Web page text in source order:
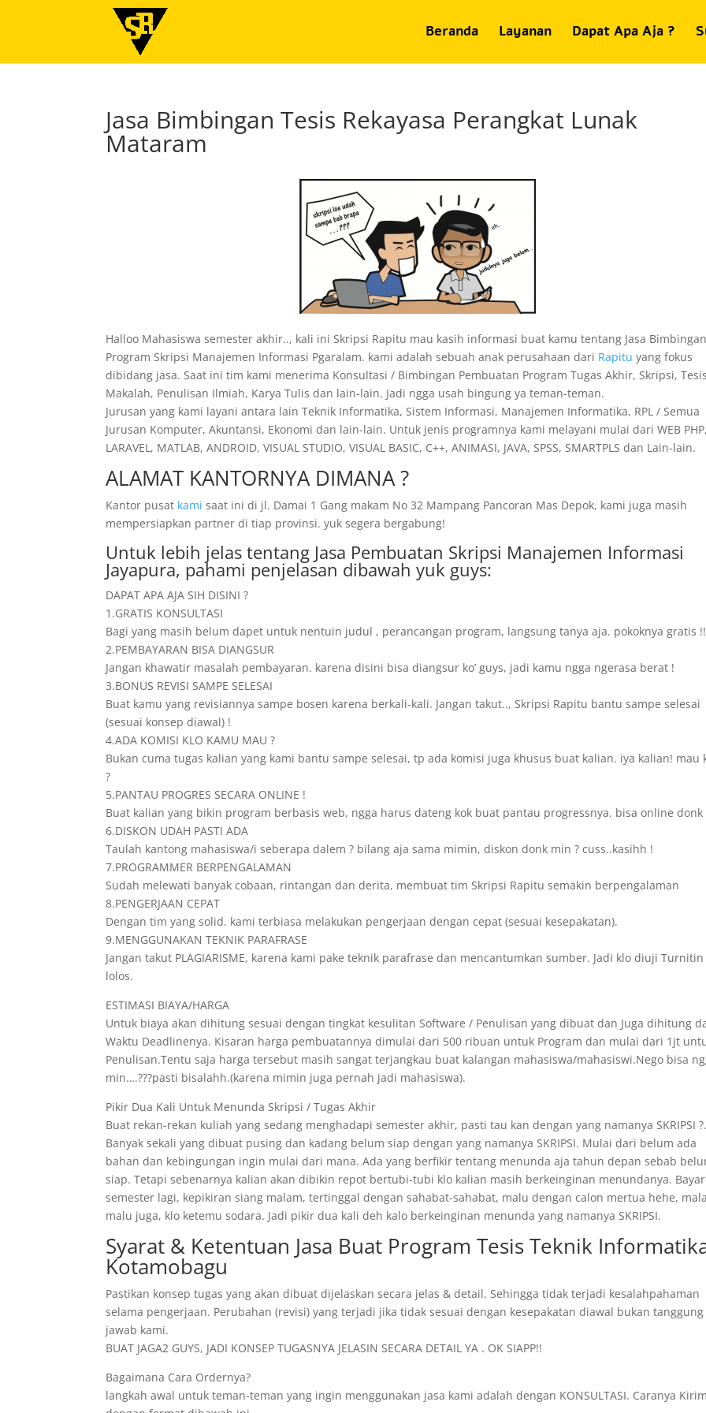
Beranda Layanan Dapat Apa Aja ?
Jasa Bimbingan Tesis Rekayasa Perangkat Lunak
Mataram
Halloo Mahasiswa semester akhir.., kali ini Skripsi Rapitu mau kasih informasi buat kamu tentang Jasa Bimbingan
Program Skripsi Manajemen Informasi Pgaralam. kami adalah sebuah anak perusahaan dari Rapitu yang fokus
dibidang jasa. Saat ini tim kami menerima Konsultasi / Bimbingan Pembuatan Program Tugas Akhir, Skripsi,
Makalah, Penulisan Ilmiah, Karya Tulis dan lain-lain. Jadi ngga usah bingung ya teman-teman.
Jurusan yang kami layani antara lain Teknik Informatika, Sistem Informasi, Manajemen Informatika, RPL / Semua
Jurusan Komputer, Akuntansi, Ekonomi dan lain-lain. Untuk jenis programnya kami melayani mulai dari WEB
LARAVEL, MATLAB, ANDROID, VISUAL STUDIO, VISUAL BASIC, C++, ANIMASI, JAVA, SPSS, SMARTPLS dan Lain-lain.
ALAMAT KANTORNYA DIMANA ?
Kantor pusat kami saat ini di jl. Damai 1 Gang makam No 32 Mampang Pancoran Mas Depok, kami juga masih
mempersiapkan partner di tiap provinsi. yuk segera bergabung!
Untuk lebih jelas tentang Jasa Pembuatan Skripsi Manajemen Informasi
Jayapura, pahami penjelasan dibawah yuk guys:
DAPAT APA AJA SIH DISINI ?
1.GRATIS KONSULTASI
Bagi yang masih belum dapet untuk nentuin judul , perancangan program, langsung tanya aja. pokoknya gratis !!
2.PEMBAYARAN BISA DIANGSUR
Jangan khawatir masalah pembayaran. karena disini bisa diangsur ko’ guys, jadi kamu ngga ngerasa berat !
3.BONUS REVISI SAMPE SELESAI
Buat kamu yang revisiannya sampe bosen karena berkali-kali. Jangan takut.., Skripsi Rapitu bantu sampe selesai
(sesuai konsep diawal) !
4.ADA KOMISI KLO KAMU MAU ?
Bukan cuma tugas kalian yang kami bantu sampe selesai, tp ada komisi juga khusus buat kalian. iya kalian! mau
?
5.PANTAU PROGRES SECARA ONLINE !
Buat kalian yang bikin program berbasis web, ngga harus dateng kok buat pantau progressnya. bisa online donk
6.DISKON UDAH PASTI ADA
Taulah kantong mahasiswa/i seberapa dalem ? bilang aja sama mimin, diskon donk min ? cuss..kasihh !
7.PROGRAMMER BERPENGALAMAN
Sudah melewati banyak cobaan, rintangan dan derita, membuat tim Skripsi Rapitu semakin berpengalaman
8.PENGERJAAN CEPAT
Dengan tim yang solid. kami terbiasa melakukan pengerjaan dengan cepat (sesuai kesepakatan).
9.MENGGUNAKAN TEKNIK PARAFRASE
Jangan takut PLAGIARISME, karena kami pake teknik parafrase dan mencantumkan sumber. Jadi klo diuji
lolos.
ESTIMASI BIAYA/HARGA
Untuk biaya akan dihitung sesuai dengan tingkat kesulitan Software / Penulisan yang dibuat dan Juga dihitung
Waktu Deadlinenya. Kisaran harga pembuatannya dimulai dari 500 ribuan untuk Program dan mulai dari 1jt
Penulisan.Tentu saja harga tersebut masih sangat terjangkau buat kalangan mahasiswa/mahasiswi.Nego bisa
min….???pasti bisalahh.(karena mimin juga pernah jadi mahasiswa).
Pikir Dua Kali Untuk Menunda Skripsi / Tugas Akhir
Buat rekan-rekan kuliah yang sedang menghadapi semester akhir, pasti tau kan dengan yang namanya SKRIPSI ?.
Banyak sekali yang dibuat pusing dan kadang belum siap dengan yang namanya SKRIPSI. Mulai dari belum ada
bahan dan kebingungan ingin mulai dari mana. Ada yang berfikir tentang menunda aja tahun depan sebab
siap. Tetapi sebenarnya kalian akan dibikin repot bertubi-tubi klo kalian masih berkeinginan menundanya. Bayar
semester lagi, kepikiran siang malam, tertinggal dengan sahabat-sahabat, malu dengan calon mertua hehe,
malu juga, klo ketemu sodara. Jadi pikir dua kali deh kalo berkeinginan menunda yang namanya SKRIPSI.
Syarat & Ketentuan Jasa Buat Program Tesis Teknik
Kotamobagu
Pastikan konsep tugas yang akan dibuat dijelaskan secara jelas & detail. Sehingga tidak terjadi kesalahpahaman
selama pengerjaan. Perubahan (revisi) yang terjadi jika tidak sesuai dengan kesepakatan diawal bukan tanggung
jawab kami.
BUAT JAGA2 GUYS, JADI KONSEP TUGASNYA JELASIN SECARA DETAIL YA . OK SIAPP!!
Bagaimana Cara Ordernya?
langkah awal untuk teman-teman yang ingin menggunakan jasa kami adalah dengan KONSULTASI. Caranya Kirim